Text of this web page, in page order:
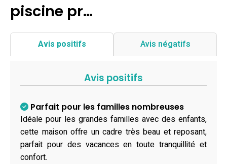
piscine pr…
Avis positifs Avis négatifs
Avis positifs
Parfait pour les familles nombreuses
Idéale pour les grandes familles avec des enfants,
cette maison offre un cadre très beau et reposant,
parfait pour des vacances en toute tranquillité et
confort.